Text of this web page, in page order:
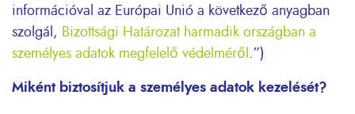
információval az Európai Unió a következő anyagban
szolgál, Bizottsági Határozat harmadik országban a
személyes adatok megfelelő védelméről .”)
Miként biztosítjuk a személyes adatok kezelését?